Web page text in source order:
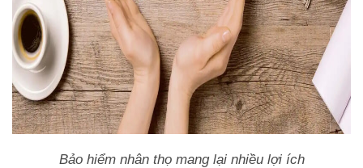
Bảo hiểm nhân thọ mang lại nhiều lợi ích